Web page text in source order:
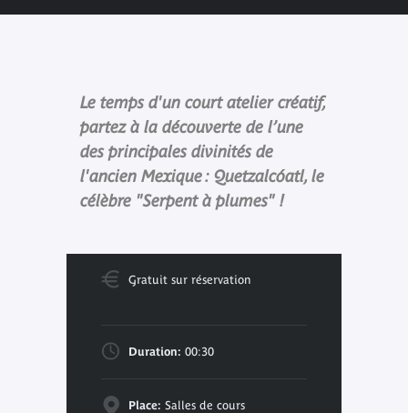
Le temps d'un court atelier créatif,
partez à la découverte de l’une
des principales divinités de
l'ancien Mexique : Quetzalcóatl, le
célèbre "Serpent à plumes" !
Gratuit sur réservation
Duration: 00:30
Place: Salles de cours